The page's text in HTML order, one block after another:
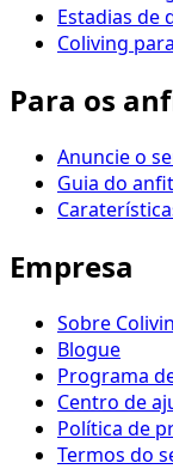
Estadias de
Coliving
Para os
Anuncie o
Guia do
Empresa
Sobre
Blogue
Programa
Centro de
Política de
Termos do